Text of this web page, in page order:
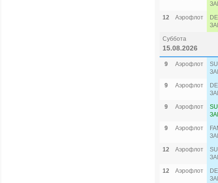
12
Аэрофлот
Суббота
15.08.2026
9 Аэрофлот
9
Аэрофлот
9
Аэрофлот
9
Аэрофлот
12
Аэрофлот
12
Аэрофлот